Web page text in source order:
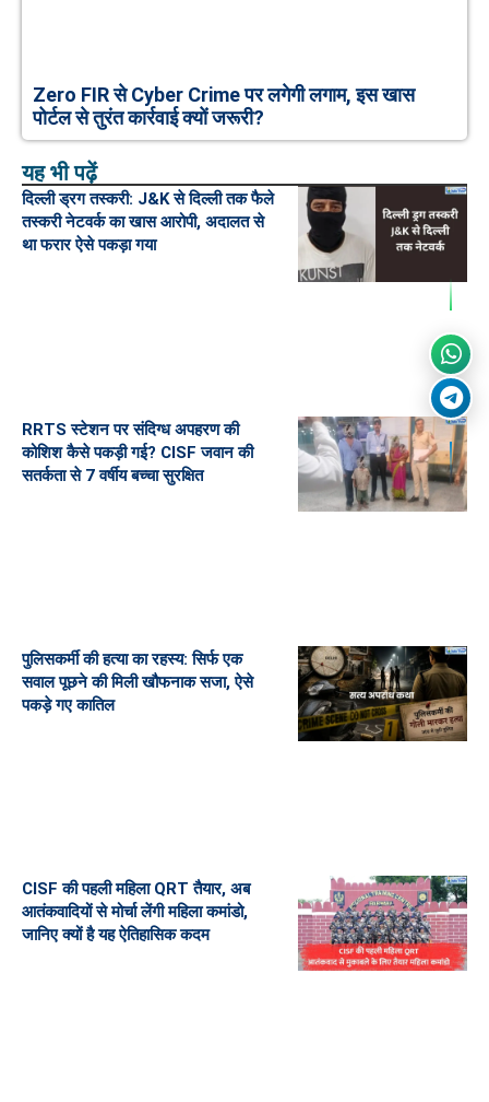
Zero FIR से Cyber Crime पर लगेगी लगाम, इस खास
पोर्टल से तुरंत कार्रवाई क्यों जरूरी?
यह भी पढ़ें
दिल्ली ड्रग तस्करी: J&K से दिल्ली तक फैले
तस्करी नेटवर्क का खास आरोपी, अदालत से
था फरार ऐसे पकड़ा गया
RRTS स्टेशन पर संदिग्ध अपहरण की
कोशिश कैसे पकड़ी गई? CISF जवान की
सतर्कता से 7 वर्षीय बच्चा सुरक्षित
पुलिसकर्मी की हत्या का रहस्य: सिर्फ एक
सवाल पूछने की मिली खौफनाक सजा, ऐसे
पकड़े गए कातिल
CISF की पहली महिला QRT तैयार, अब
आतंकवादियों से मोर्चा लेंगी महिला कमांडो,
जानिए क्यों है यह ऐतिहासिक कदम